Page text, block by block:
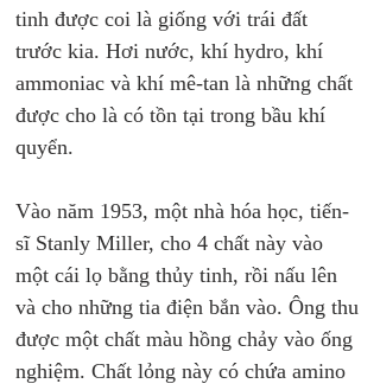
tinh được coi là giống với trái đất
trước kia. Hơi nước, khí hydro, khí
ammoniac và khí mê-tan là những chất
được cho là có tồn tại trong bầu khí
quyển.
Vào năm 1953, một nhà hóa học, tiến-
sĩ Stanly Miller, cho 4 chất này vào
một cái lọ bằng thủy tinh, rồi nấu lên
và cho những tia điện bắn vào. Ông thu
được một chất màu hồng chảy vào ống
nghiệm. Chất lỏng này có chứa amino